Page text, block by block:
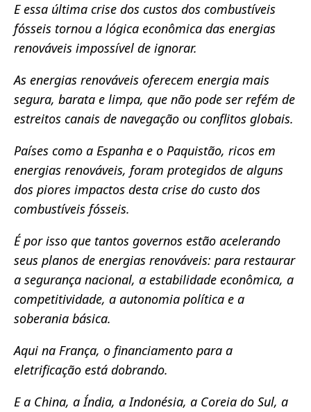
E essa última crise dos custos dos combustíveis
fósseis tornou a lógica econômica das energias
renováveis ​​impossível de ignorar.
As energias renováveis ​​oferecem energia mais
segura, barata e limpa, que não pode ser refém de
estreitos canais de navegação ou conflitos globais.
Países como a Espanha e o Paquistão, ricos em
energias renováveis, foram protegidos de alguns
dos piores impactos desta crise do custo dos
combustíveis fósseis.
É por isso que tantos governos estão acelerando
seus planos de energias renováveis: para restaurar
a segurança nacional, a estabilidade econômica, a
competitividade, a autonomia política e a
soberania básica.
Aqui na França, o financiamento para a
eletrificação está dobrando.
E a China, a Índia, a Indonésia, a Coreia do Sul, a